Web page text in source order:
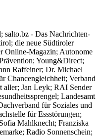
salto.bz - Das Nachrichten-
; die neue Südtiroler
Online-Magazin; Autonome
Young&Direct;
Raffeiner; Dr. Michael
Chancengleichheit; Verband
aller; Jan Leyk; RAI Sender
Landesamt
für Soziales und
für Essstörungen;
Mahlknecht; Franziska
Radio Sonnenschein;